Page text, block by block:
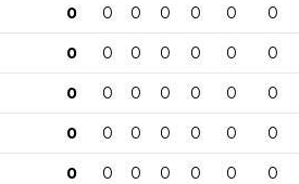
0 0 0 0 0 0 0
0 0 0 0 0 0 0
0 0 0 0 0 0 0
0 0 0 0 0 0 0
0 0 0 0 0 0 0